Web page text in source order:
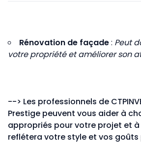
Rénovation de façade: Peut
votre propriété et améliorer son
--> Les professionnels de
Prestige peuvent vous aider à
appropriés pour votre projet et
reflétera votre style et vos goûts